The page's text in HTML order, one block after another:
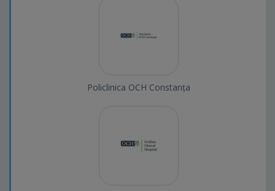
Policlinica OCH Constanța